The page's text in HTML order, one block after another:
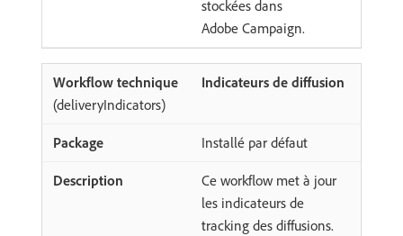
stockées dans
Adobe Campaign.
Indicateurs de diffusion
(deliveryIndicators)
Installé par défaut
Ce workflow met à jour
les indicateurs de
tracking des diffusions.